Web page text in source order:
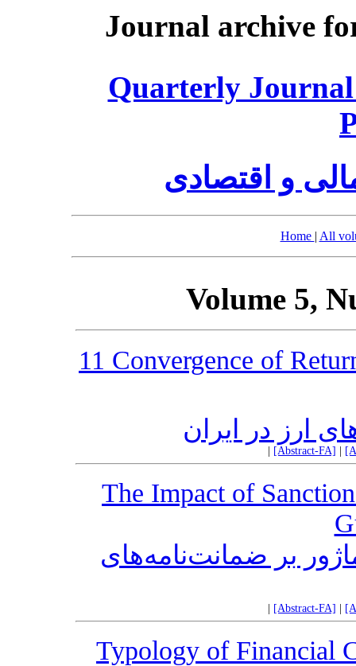
Journal archive
Quarterly
و اقتصادی
Home | All
Volume 5,
11 Convergence of
ارز در ایران
[Abstract-FA]
The Impact of
بر ضمانت‌نامه‌های
[Abstract-FA]
Typology of Financial